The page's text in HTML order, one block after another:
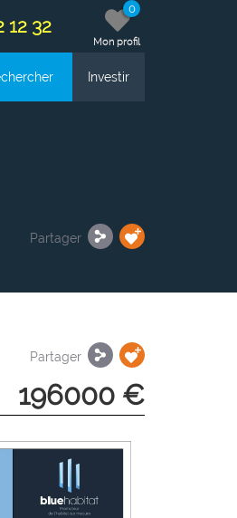
12 32
0
Mon profil
Investir
Partager
Partager
196000 €